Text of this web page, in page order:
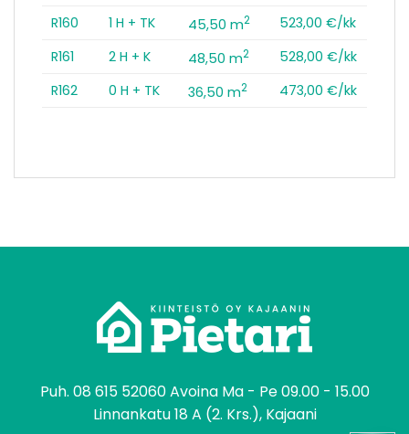
R160
1 H + TK 45,50 m2
523,00 €/kk
R161
2 H + K 48,50 m2
528,00 €/kk
R162
0 H + TK 36,50 m2 473,00 €/kk
Puh. 08 615 52060Avoina Ma - Pe 09.00 - 15.00
Linnankatu 18 A (2. Krs.), Kajaani